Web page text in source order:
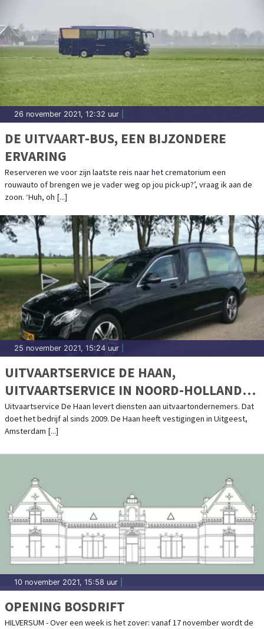
26 november 2021, 12:32 uur
DE UITVAART-BUS, EEN BIJZONDERE
ERVARING
Reserveren we voor zijn laatste reis naar het crematorium een
rouwauto of brengen we je vader weg op jou pick-up?’, vraag ik aan de
zoon. ‘Huh, oh [...]
25 november 2021, 15:24 uur
UITVAARTSERVICE DE HAAN,
UITVAARTSERVICE IN NOORD-HOLLAND
EN DAARBUITEN
Uitvaartservice De Haan levert diensten aan uitvaartondernemers. Dat
doet het bedrijf al sinds 2009. De Haan heeft vestigingen in Uitgeest,
Amsterdam [...]
10 november 2021, 15:58 uur
OPENING BOSDRIFT
HILVERSUM - Over een week is het zover: vanaf 17 november wordt de